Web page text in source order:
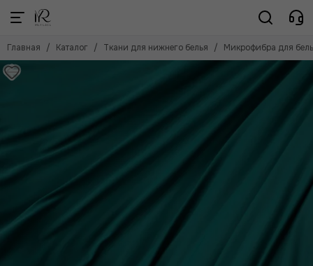
Ткани для нижнего белья
Смотреть все товары
Кружевное полотно
Сетка эластичная однотонная
Сетка эластичная дизайн
Сетка неэластичная
Микрофибра для белья
Уплотнитель для белья
Кулирка
Ластовицы (отрезы)
Главная Каталог Ткани для нижнего белья Микрофибра для